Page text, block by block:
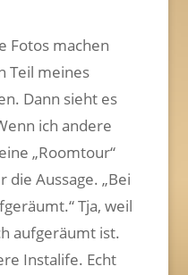
Fotos machen
Teil meines
Dann sieht es
ich andere
„Roomtour“
Aussage. „Bei
Tja, weil
aufgeräumt ist.
Instalife. Echt